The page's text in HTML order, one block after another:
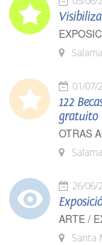
01/07/
122
gratuito
OTRAS
26/06/
ARTE /
Santa